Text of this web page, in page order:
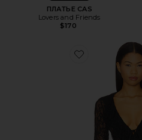
ПЛАТЬЕ CAS
Lovers and Friends
$170
Favorite ТОП ALISIA